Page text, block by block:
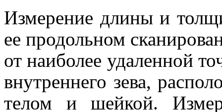
Измерение длины и
ее продольном
от наиболее удаленной
внутреннего зева,
телом и шейкой.